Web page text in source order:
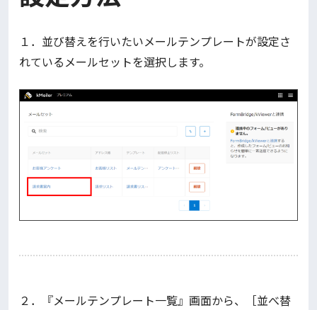
１．並び替えを行いたいメールテンプレートが設定さ
れているメールセットを選択します。
２．『メールテンプレート一覧』画面から、［並べ替